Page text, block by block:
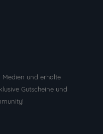
Medien und erhalte
Gutscheine und